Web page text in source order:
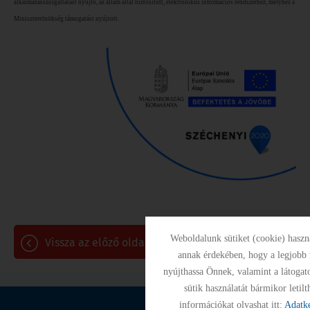
alkalmazásszolgáltatást nyújtó, az állam által biztosított, elektronikus információs rendszerhez, melyhez a
Miniszterelnökség támogatást nyújtott.
vissza az előző oldalra!
Weboldalunk sütiket (cookie)
annak érdekében, hogy a
nyújthassa Önnek, valamint a
sütik használatát bármikor
információkat olvashat itt: